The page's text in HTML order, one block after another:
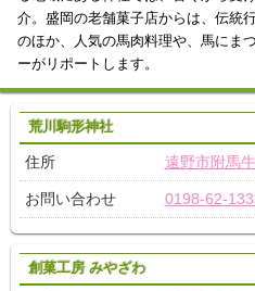
介。盛岡の老舗菓子店からは、伝統
のほか、人気の馬肉料理や、馬にま
ーがリポートします。
荒川駒形神社
住所 遠野市附馬
お問い合わせ 0198-62-
創菓工房 みやざわ